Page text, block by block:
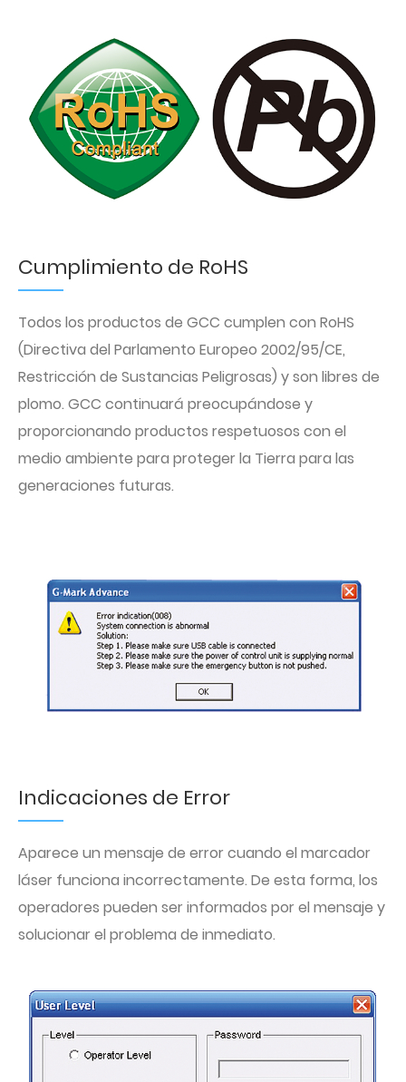
Cumplimiento de RoHS
Todos los productos de GCC cumplen con RoHS
(Directiva del Parlamento Europeo 2002/95/CE,
Restricción de Sustancias Peligrosas) y son libres de
plomo. GCC continuará preocupándose y
proporcionando productos respetuosos con el
medio ambiente para proteger la Tierra para las
generaciones futuras.
Indicaciones de Error
Aparece un mensaje de error cuando el marcador
láser funciona incorrectamente. De esta forma, los
operadores pueden ser informados por el mensaje y
solucionar el problema de inmediato.